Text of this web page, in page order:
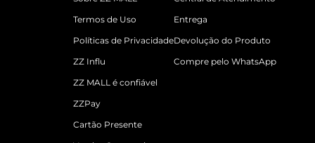
Termos de Uso
Políticas de Privacidade
ZZ Influ
ZZ MALL é confiável
ZZPay
Cartão Presente
Entrega
Devolução do Produto
Compre pelo WhatsApp